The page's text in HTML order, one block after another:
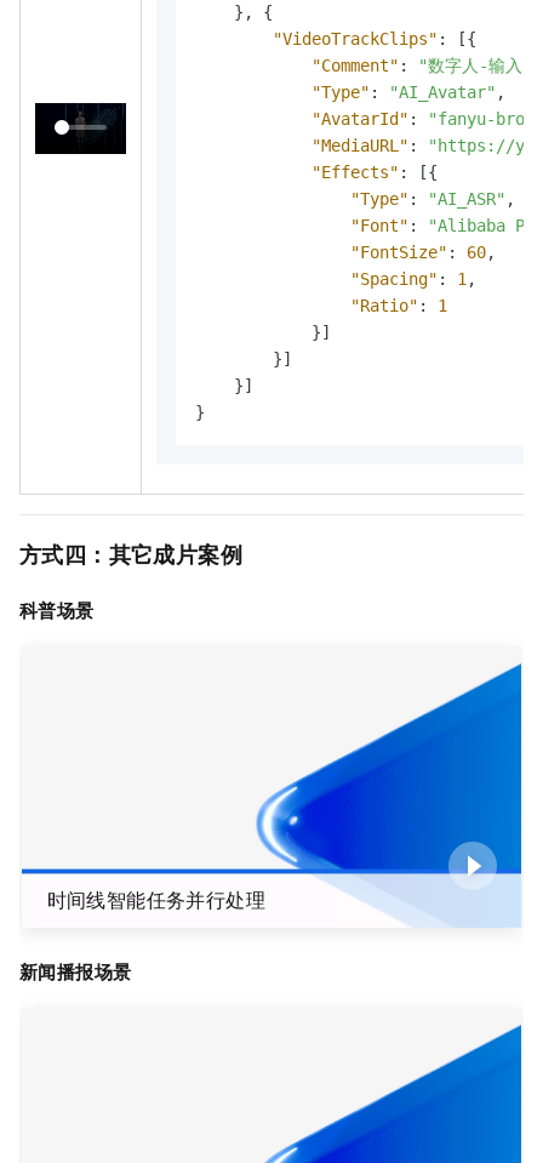
} ,
{
"VideoTrackClips" : [{
"Comment" :
"数字人-输入
"Type" : "AI_Avatar" ,
"AvatarId" :
"fanyu-
"MediaURL" :
"https://
"Effects" : [{
"Type" : "AI_ASR" ,
"Font" :
"Alibaba
"FontSize" : 60,
"Spacing" : 1 ,
"Ratio" :
1
}]
}]
}]
}
方式四：其它成片案例
科普场景
时间线智能任务并行处理
新闻播报场景